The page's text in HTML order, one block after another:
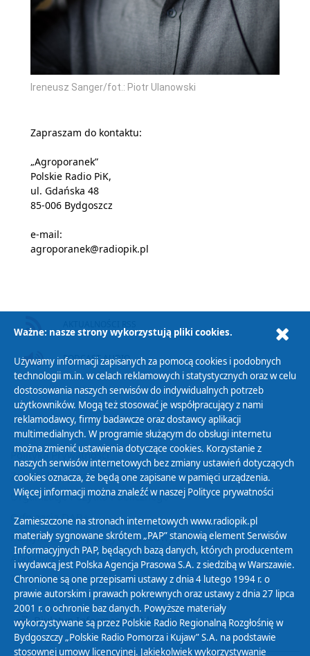
Ireneusz Sanger/fot.: Piotr Ulanowski
Zapraszam do kontaktu:
„Agroporanek”
Polskie Radio PiK,
ul. Gdańska 48
85-006 Bydgoszcz
e-mail:
agroporanek@radiopik.pl
PODCAST AUDIO
Polityka Prywatności
Zasady korzystania z Serwisu
Organizacje Pożytku Publicznego
Cyfryzacja DAB+
Polityka ochrony danych osobowych
Abonament
Zamówienia publiczne
Biuletyn Informacji Publicznej
Ważne: nasze strony wykorzystują pliki cookies.
Używamy informacji zapisanych za pomocą cookies i podobnych
technologii m.in. w celach reklamowych i statystycznych oraz w celu
dostosowania naszych serwisów do indywidualnych potrzeb
użytkowników. Mogą też stosować je współpracujący z nami
reklamodawcy, firmy badawcze oraz dostawcy aplikacji
multimedialnych. W programie służącym do obsługi internetu
można zmienić ustawienia dotyczące cookies. Korzystanie z
naszych serwisów internetowych bez zmiany ustawień dotyczących
cookies oznacza, że będą one zapisane w pamięci urządzenia.
Więcej informacji można znaleźć w naszej Polityce prywatności
Zamieszczone na stronach internetowych www.radiopik.pl
materiały sygnowane skrótem „PAP” stanowią element Serwisów
Informacyjnych PAP, będących bazą danych, których producentem
i wydawcą jest Polska Agencja Prasowa S.A. z siedzibą w Warszawie.
Chronione są one przepisami ustawy z dnia 4 lutego 1994 r. o
prawie autorskim i prawach pokrewnych oraz ustawy z dnia 27 lipca
2001 r. o ochronie baz danych. Powyższe materiały
wykorzystywane są przez Polskie Radio Regionalną Rozgłośnię w
Bydgoszczy „Polskie Radio Pomorza i Kujaw” S.A. na podstawie
stosownej umowy licencyjnej. Jakiekolwiek wykorzystywanie